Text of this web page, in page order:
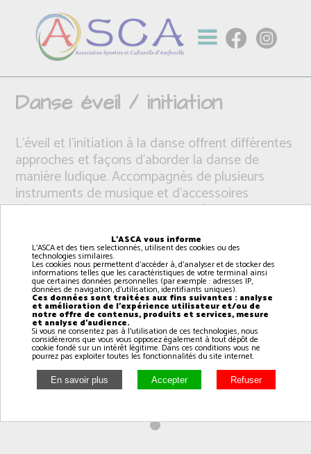
Danse éveil / initiation
L'éveil et l'initiation à la danse offrent différentes
approches et façons d’aborder la danse de
manière ludique. Accompagnés de plusieurs
instruments de musique et d'accessoires
pédagogique, les enfants vont développer leur
danse après quelques années ( classique, jazz,
contemporain )
L'ASCA vous informe
L'ASCA et des tiers selectionnés, utilisent des cookies ou des
technologies similaires.
Les cookies nous permettent d'accéder à, d'analyser et de stocker des
informations telles que les caractéristiques de votre terminal ainsi
que certaines données personnelles (par exemple : adresses IP,
données de navigation, d'utilisation, identifiants uniques).
Ces données sont traitées aux fins suivantes : analyse
et amélioration de l'expérience utilisateur et/ou de
notre offre de contenus, produits et services, mesure
et analyse d'audience.
Si vous ne consentez pas à l'utilisation de ces technologies, nous
considérerons que vous vous opposez également à tout dépôt de
cookie fondé sur un intérêt légitime. Dans ces conditions vous ne
pourrez pas exploiter toutes les fonctionnalités du site internet.